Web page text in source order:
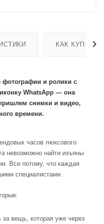
КАК КУПИТЬ
и ролики с
WhatsApp — она
снимки и видео,
времени.
часов люксового
невозможно найти изъяны
Все потому, что каждая
специалистами.
вещь, которая уже через